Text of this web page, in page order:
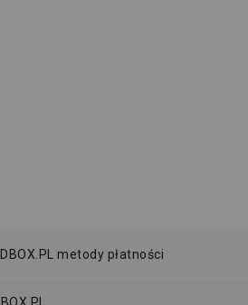
metody płatności